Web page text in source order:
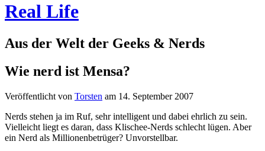
Real Life
Aus der Welt der Geeks & Nerds
Wie nerd ist Mensa?
Veröffentlicht von Torsten am 14. September 2007
Nerds stehen ja im Ruf, sehr intelligent und dabei ehrlich zu sein.
Vielleicht liegt es daran, dass Klischee-Nerds schlecht lügen. Aber
ein Nerd als Millionenbetrüger? Unvorstellbar.